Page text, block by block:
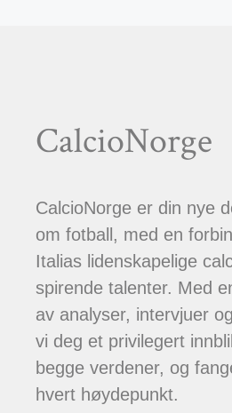
CalcioNorge
CalcioNorge er din nye
om fotball, med en
Italias lidenskapelige
spirende talenter. Med
av analyser, intervjuer
vi deg et privilegert
begge verdener, og
hvert høydepunkt.